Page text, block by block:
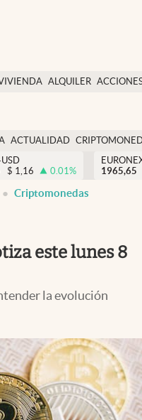
ALQUILER
USA
Colombia
ACTUALIDAD
USD
$ 1,16 0.01%
1965,65
Criptomonedas
este lunes 8
la evolución